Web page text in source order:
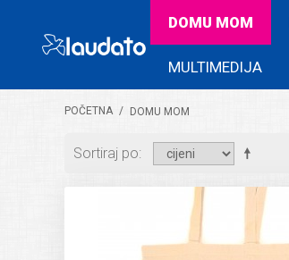
DOMU MOM
MULTIMEDIJA
POČETNA / DOMU MOM
Sortiraj po